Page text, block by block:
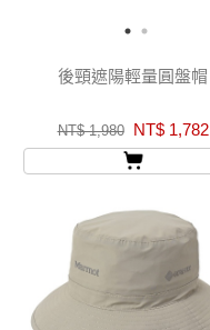
後頸遮陽輕量圓盤帽
NT$ 1,980 NT$ 1,782